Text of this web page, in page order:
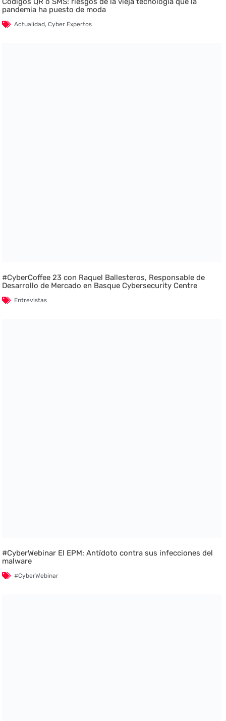
pandemia ha puesto de moda
Actualidad,Cyber Expertos
#CyberCoffee 23 con Raquel Ballesteros, Responsable de
Desarrollo de Mercado en Basque Cybersecurity Centre
Entrevistas
#CyberWebinar El EPM: Antídoto contra sus infecciones del
malware
#CyberWebinar